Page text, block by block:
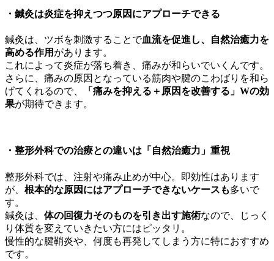
・ 鍼灸は炎症を抑えつつ原因にアプローチできる
鍼灸は、ツボを刺激することで血流を促進し、自然治癒力を
高める作用 があります。
これによって炎症が落ち着き、痛みが和らいでいくんです。
さらに、痛みの原因となっている筋肉や腱のこわばりを和ら
げてくれるので、
「痛みを抑える＋原因を改善する」Wの効
果が期待できます。
・ 整形外科での治療との違いは「自然治癒力」重視
整形外科では、注射や痛み止めが中心。即効性はあります
が、 根本的な原因にはアプローチできないケースも多いで
す。
鍼灸は、 体の回復力そのものを引き出す施術なので、じっく
り体質を変えていきたい方にはピッタリ。
慢性的な腱鞘炎や、何度も再発してしまう方に特におすすめ
です。